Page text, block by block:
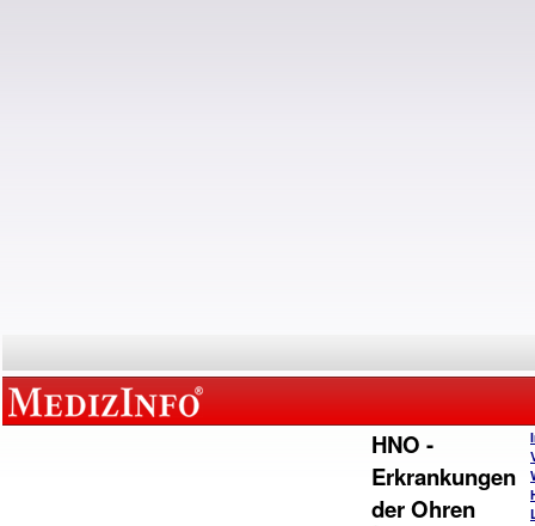
HNO -
Erkrankungen
der Ohren